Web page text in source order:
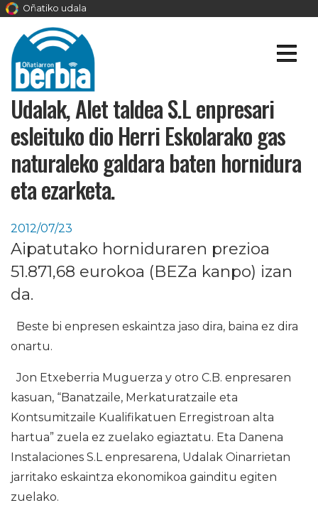
Oñatiko udala
Udalak, Alet taldea S.L enpresari
esleituko dio Herri Eskolarako gas
naturaleko galdara baten hornidura
eta ezarketa.
2012/07/23
Aipatutako horniduraren prezioa
51.871,68 eurokoa (BEZa kanpo) izan
da.
Beste bi enpresen eskaintza jaso dira, baina ez dira
onartu.
Jon Etxeberria Muguerza y otro C.B. enpresaren
kasuan, “Banatzaile, Merkaturatzaile eta
Kontsumitzaile Kualifikatuen Erregistroan alta
hartua” zuela ez zuelako egiaztatu. Eta Danena
Instalaciones S.L enpresarena, Udalak Oinarrietan
jarritako eskaintza ekonomikoa gainditu egiten
zuelako.